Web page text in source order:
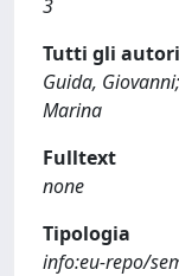
3
Tutti gli autori
Guida,
Marina
Fulltext
none
Tipologia
info:eu-repo/